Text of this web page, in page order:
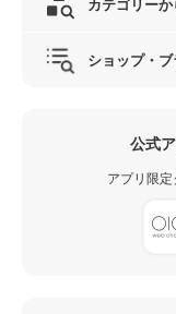
カテゴリー
ショップ・
公式
アプリ限